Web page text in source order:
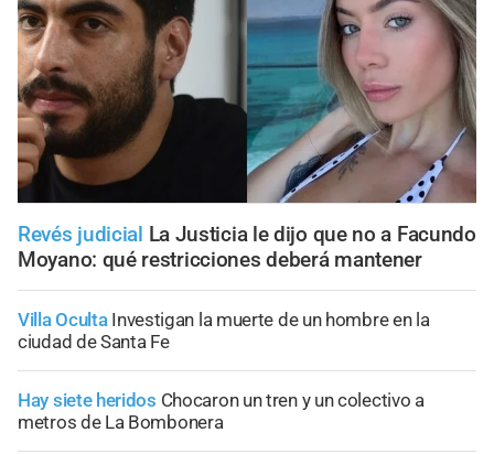
Revés judicial La Justicia le dijo que no a Facundo
Moyano: qué restricciones deberá mantener
Villa Oculta Investigan la muerte de un hombre en la
ciudad de Santa Fe
Hay siete heridos Chocaron un tren y un colectivo a
metros de La Bombonera